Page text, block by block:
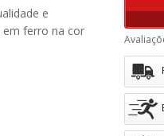
e
em ferro na cor